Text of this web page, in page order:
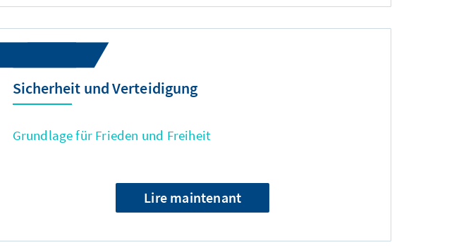
Sicherheit und Verteidigung
Grundlage für Frieden und Freiheit
Lire maintenant